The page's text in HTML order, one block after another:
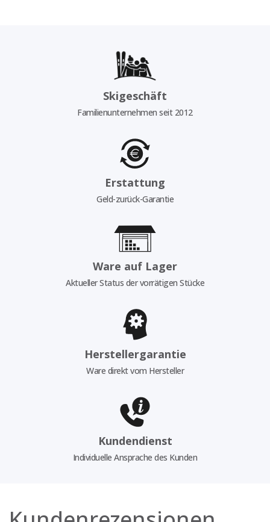
Skigeschäft
Familienunternehmen seit 2012
Erstattung
Geld-zurück-Garantie
Ware auf Lager
Aktueller Status der vorrätigen Stücke
Herstellergarantie
Ware direkt vom Hersteller
Kundendienst
Individuelle Ansprache des Kunden